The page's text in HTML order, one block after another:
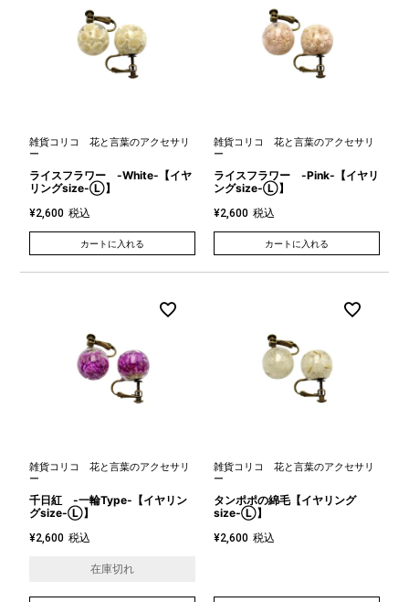
雑貨コリコ 花と言葉のアクセサリ
ー
ライスフラワー -White-【イヤ
リングsize-Ⓛ】
¥2,600 税込
カートに入れる
雑貨コリコ 花と言葉のアクセサリ
ー
ライスフラワー -Pink-【イヤリ
ングsize-Ⓛ】
¥2,600 税込
カートに入れる
雑貨コリコ 花と言葉のアクセサリ
ー
千日紅 -一輪Type-【イヤリン
グsize-Ⓛ】
¥2,600 税込
在庫切れ
雑貨コリコ 花と言葉のアクセサリ
ー
タンポポの綿毛【イヤリング
size-Ⓛ】
¥2,600 税込